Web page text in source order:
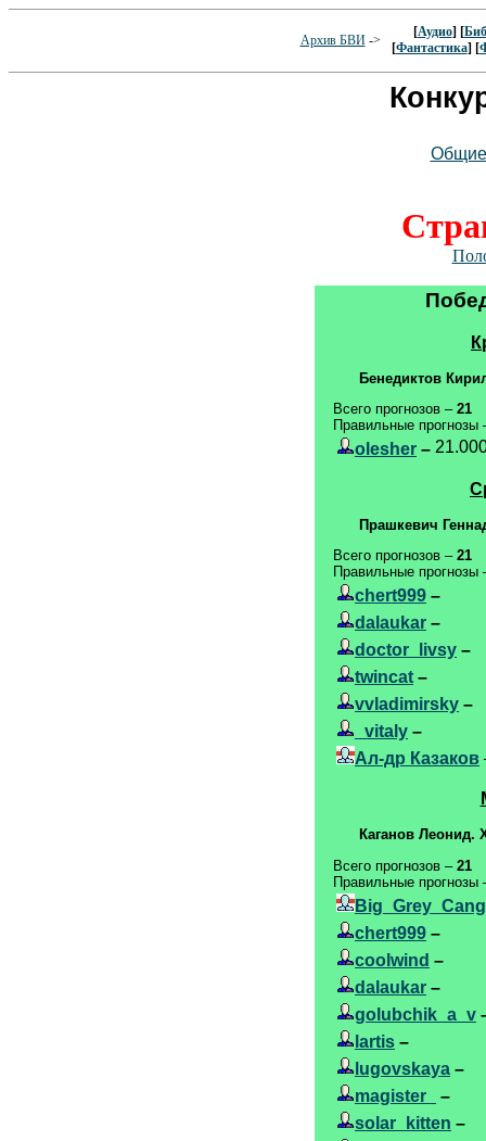
Архив БВИ->
[Аудио] [
[Фантастика] [
Общие
Бенедиктов
Всего прогнозов – 21
Правильные прогнозы
olesher –
Прашкевич
Всего прогнозов – 21
Правильные прогнозы
chert999 –
dalaukar –
doctor_livsy –
twincat –
vvladimirsky –
_vitaly –
Ал-др Казаков
Каганов Леонид.
Всего прогнозов – 21
Правильные прогнозы
chert999 –
coolwind –
dalaukar –
golubchik_a_v
lartis –
lugovskaya –
magister_
–
solar_kitten –